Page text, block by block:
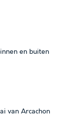
en buiten
van Arcachon